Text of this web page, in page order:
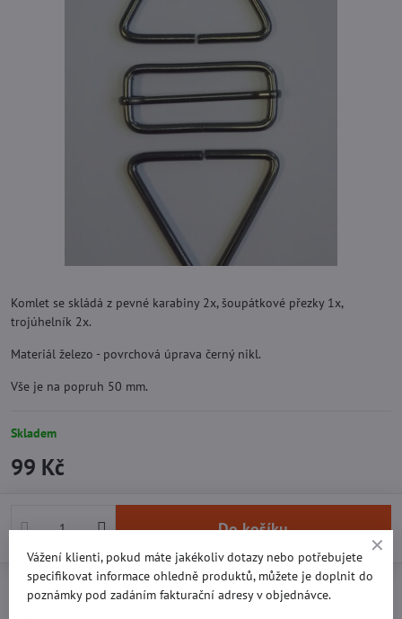
Komlet se skládá z pevné karabiny 2x, šoupátkové přezky 1x,
trojúhelník 2x.
Materiál železo - povrchová úprava černý nikl.
Vše je na popruh 50 mm.
Skladem
99 Kč
Do košíku
Přidat k Oblíbeným Doručení
Vážení klienti, pokud máte jakékoliv dotazy nebo potřebujete
specifikovat informace ohledně produktů, můžete je doplnit do
poznámky pod zadáním fakturační adresy v objednávce.